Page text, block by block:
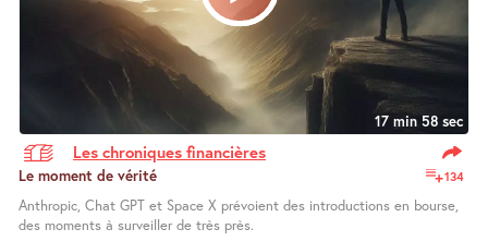
17 min 58 sec
Les chroniques financières
134
Le moment de vérité
Anthropic, Chat GPT et Space X prévoient des introductions en bourse,
des moments à surveiller de très près.